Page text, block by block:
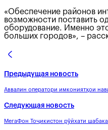
«Обеспечение районов
возможности поставить
оборудование. Именно
больших городов», –
Предыдущая новость
Аввалин оператори имкониятҳои
Следующая новость
МегаФон Тоҷикистон рӯйхати